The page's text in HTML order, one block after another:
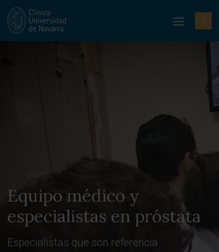
Equipo médico y
especialistas en próstata
Especialistas que son referencia